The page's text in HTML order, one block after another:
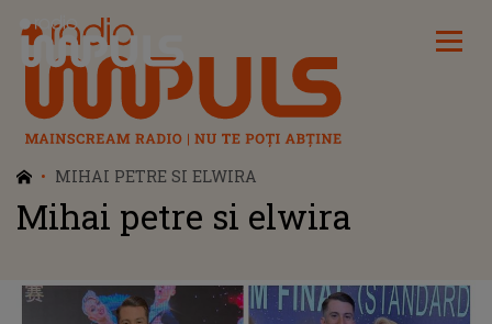
Radio Impuls
MIHAI PETRE SI ELWIRA
Mihai petre si elwira